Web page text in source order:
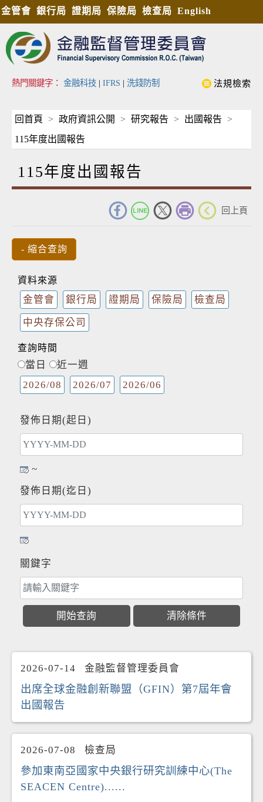
金管會 銀行局 證期局 保險局 檢查局 English
熱門關鍵字： 金融科技 | IFRS | 洗錢防制 法規檢索
回首頁 政府資訊公開 研究報告
出國報告
115年度出國報告
115年度出國報告
回上頁
資料來源
金管會 銀行局 證期局 保險局 檢查局
中央存保公司
查詢時間
當日
近一週
2026/08
2026/07 2026/06
發佈日期(起日)
~
發佈日期(迄日)
關鍵字
2026-07-14 金融監督管理委員會
出席全球金融創新聯盟（GFIN）第7屆年會
出國報告
2026-07-08 檢查局
參加東南亞國家中央銀行研究訓練中心(The
SEACEN Centre)......